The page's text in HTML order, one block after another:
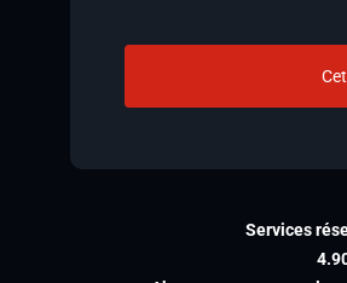
Services